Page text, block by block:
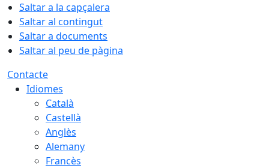
Saltar a la capçalera
Saltar al contingut
Saltar a documents
Saltar al peu de pàgina
Contacte
Idiomes
Català
Castellà
Anglès
Alemany
Francès